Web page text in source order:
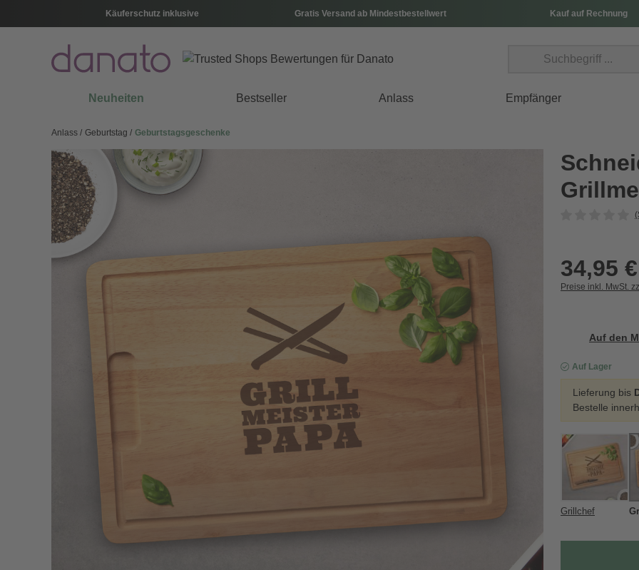
Käuferschutz inklusive Gratis Versand ab Mindestbestellwert Kauf auf Rechnung
Neuheiten Bestseller Anlass Empfänger
Anlass Geburtstag Geburtstagsgeschenke
34,95 €
Preise inkl. MwSt.
Auf den
Auf Lager
Lieferung bis
Bestelle
Grillchef